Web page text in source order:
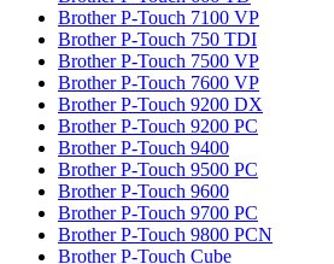
Brother P-Touch 7100 VP
Brother P-Touch 750 TDI
Brother P-Touch 7500 VP
Brother P-Touch 7600 VP
Brother P-Touch 9200 DX
Brother P-Touch 9200 PC
Brother P-Touch 9400
Brother P-Touch 9500 PC
Brother P-Touch 9600
Brother P-Touch 9700 PC
Brother P-Touch 9800 PCN
Brother P-Touch Cube